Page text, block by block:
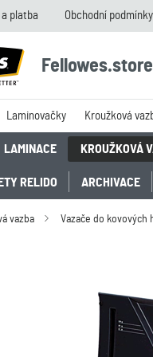
a platba Obchodní podmínky
Fellowes.store
Laminovačky Kroužková
LAMINACE KROUŽKOVÁ
RELIDO ARCHIVACE
vazba Vazače do kovových